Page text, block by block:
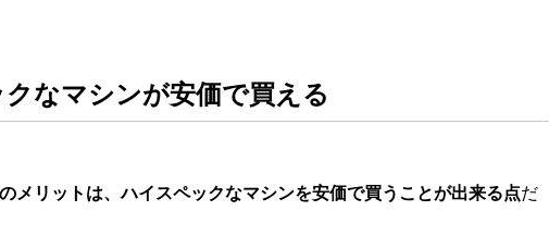
なマシンが安価で買える
メリットは、ハイスペックなマシンを安価で買うことが出来る点だ